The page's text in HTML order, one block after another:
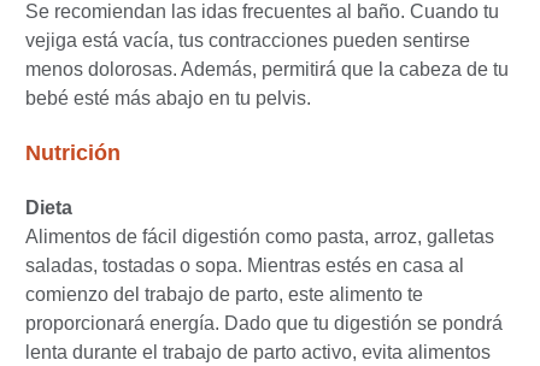
Se recomiendan las idas frecuentes al baño. Cuando tu
vejiga está vacía, tus contracciones pueden sentirse
menos dolorosas. Además, permitirá que la cabeza de tu
bebé esté más abajo en tu pelvis.
Nutrición
Dieta
Alimentos de fácil digestión como pasta, arroz, galletas
saladas, tostadas o sopa. Mientras estés en casa al
comienzo del trabajo de parto, este alimento te
proporcionará energía. Dado que tu digestión se pondrá
lenta durante el trabajo de parto activo, evita alimentos